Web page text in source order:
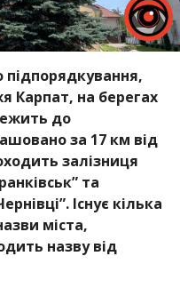
підпорядкування,
Карпат, на берегах
до
за 17 км від
залізниця
та
Існує кілька
міста,
назву від